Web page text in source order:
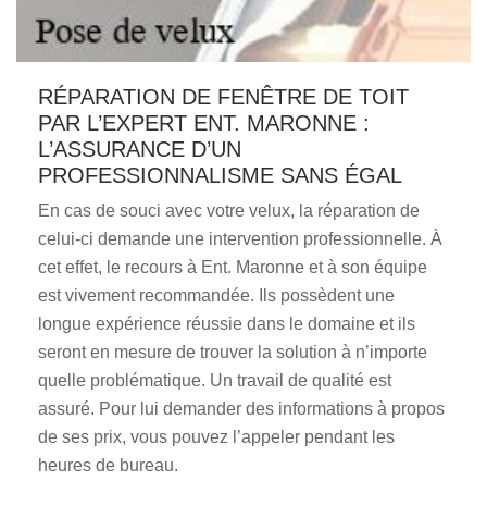
RÉPARATION DE FENÊTRE DE TOIT
PAR L’EXPERT ENT. MARONNE :
L’ASSURANCE D’UN
PROFESSIONNALISME SANS ÉGAL
En cas de souci avec votre velux, la réparation de
celui-ci demande une intervention professionnelle. À
cet effet, le recours à Ent. Maronne et à son équipe
est vivement recommandée. Ils possèdent une
longue expérience réussie dans le domaine et ils
seront en mesure de trouver la solution à n’importe
quelle problématique. Un travail de qualité est
assuré. Pour lui demander des informations à propos
de ses prix, vous pouvez l’appeler pendant les
heures de bureau.